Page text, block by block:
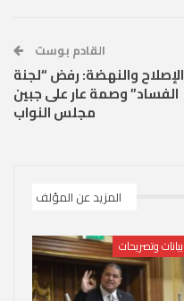
القادم بوست
الإصلاح والنهضة: رفض “لجنة
الفساد” وصمة عار على جبين
مجلس النواب
المزيد عن المؤلف
بيانات وتصريحات